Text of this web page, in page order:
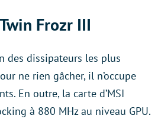
Frozr III
des dissipateurs les plus
ne rien gâcher, il n’occupe
En outre, la carte d’MSI
à 880 MHz au niveau GPU.